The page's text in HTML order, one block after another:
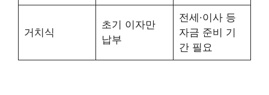
거치식
초기 이자만
납부
전세·이사 등
자금 준비 기
간 필요